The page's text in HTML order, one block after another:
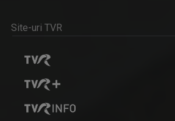
Site-uri TVR